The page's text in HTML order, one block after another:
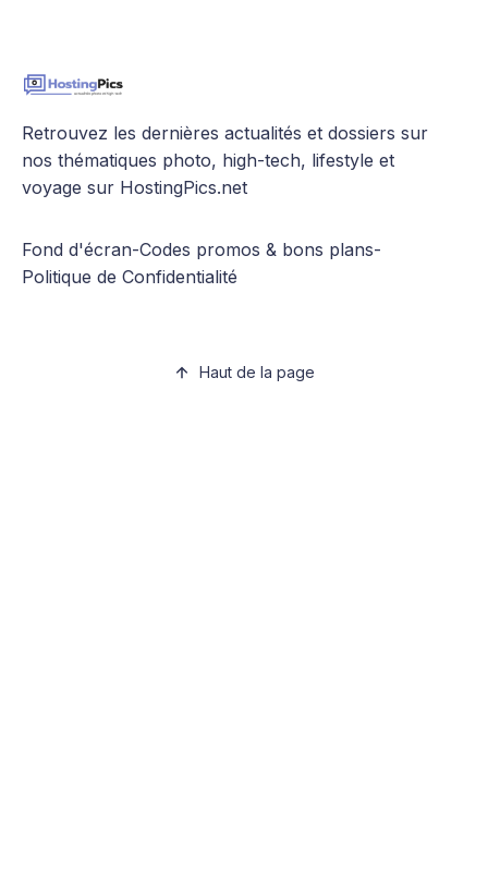
Retrouvez les dernières actualités et dossiers sur
nos thématiques photo, high-tech, lifestyle et
voyage sur HostingPics.net
Fond d'écran-Codes promos & bons plans-
Politique de Confidentialité
Haut de la page